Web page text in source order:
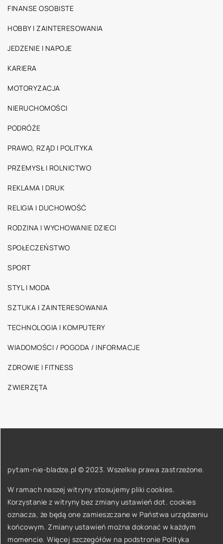
FINANSE OSOBISTE
HOBBY I ZAINTERESOWANIA
JEDZENIE I NAPOJE
KARIERA
MOTORYZACJA
NIERUCHOMOŚCI
PODRÓŻE
PRAWO, RZĄD I POLITYKA
PRZEMYSŁ I ROLNICTWO
REKLAMA I DRUK
RELIGIA I DUCHOWOŚĆ
RODZINA I WYCHOWANIE DZIECI
SPOŁECZEŃSTWO
SPORT
STYL I MODA
SZTUKA I ZAINTERESOWANIA
TECHNOLOGIA I KOMPUTERY
WIADOMOŚCI / POGODA / INFORMACJE
ZDROWIE I FITNESS
ZWIERZĘTA
pytam-nie-bladze.pl © 2023. Wszelkie prawa zastrzeżone.
W ramach naszej witryny stosujemy pliki cookies.
Korzystanie z witryny bez zmiany ustawień dot. cookies
oznacza, że będą one zamieszczane w Państwa urządzeniu
końcowym. Zmiany ustawień można dokonać w każdym
momencie. Więcej szczegółów na podstronie Polityka